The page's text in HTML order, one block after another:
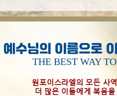
하지 않으
예수님의 이름으로
THE BEST WAY
원포이스라엘의 모든 사
더 많은 이들에게 복음